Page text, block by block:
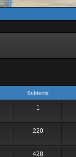
Subiecte
1
220
428